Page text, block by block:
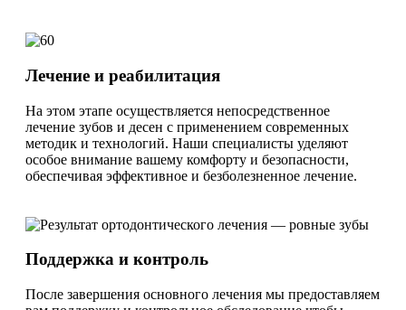
Лечение и реабилитация
На этом этапе осуществляется непосредственное
лечение зубов и десен с применением современных
методик и технологий. Наши специалисты уделяют
особое внимание вашему комфорту и безопасности,
обеспечивая эффективное и безболезненное лечение.
Поддержка и контроль
После завершения основного лечения мы предоставляем